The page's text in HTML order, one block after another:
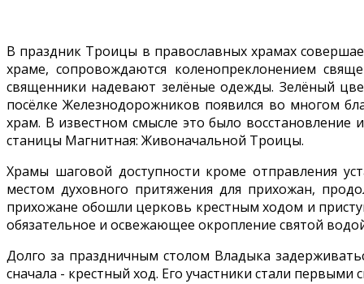
В праздник Троицы в православных храмах
храме, сопровождаются коленопреклонением
священники надевают зелёные одежды. Зелёный
посёлке Железнодорожников появился во многом
храм. В известном смысле это было
станицы Магнитная: Живоначальной Троицы.
Храмы шаговой доступности кроме отправления
местом духовного притяжения для прихожан,
прихожане обошли церковь крестным ходом и
обязательное и освежающее окропление святой
Долго за праздничным столом Владыка
сначала - крестный ход. Его участники стали